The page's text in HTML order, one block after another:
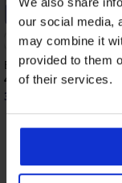
our social media,
may combine it
provided to them
of their services.
-20% GET20
Bh Violeta
40,99 €
32,79 €